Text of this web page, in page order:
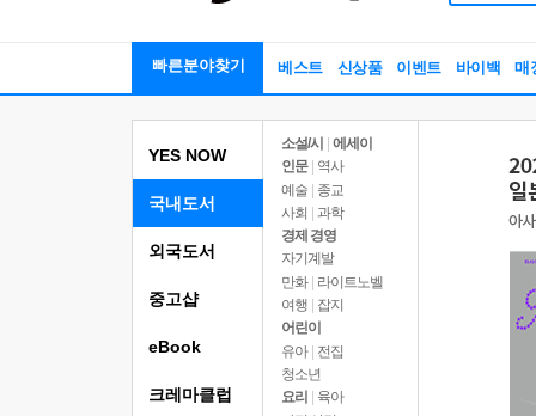
빠른분야찾기 베스트 신상품 이벤트 바이백 매
YES NOW
국내도서
소설/시
에세이
인문
역사
예술 | 종교
사회 | 과학
경제 경영
자기계발
만화 | 라이트노벨
여행
잡지
어린이
유아 | 전집
청소년
요리
육아
외국도서
중고샵
eBook
크레마클럽